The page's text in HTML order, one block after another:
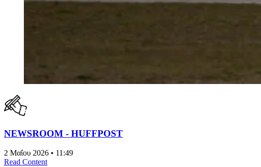
NEWSROOM - HUFFPOST
2 Μαΐου 2026 • 11:49
Read Content